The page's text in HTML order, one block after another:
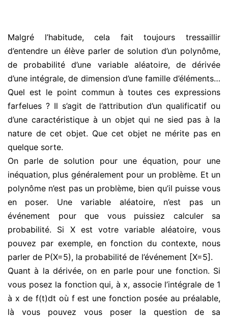
Malgré l’habitude, cela fait toujours tressaillir
d’entendre un élève parler de solution d’un polynôme,
de probabilité d’une variable aléatoire, de dérivée
d’une intégrale, de dimension d’une famille d’éléments…
Quel est le point commun à toutes ces expressions
farfelues ? Il s’agit de l’attribution d’un qualificatif ou
d’une caractéristique à un objet qui ne sied pas à la
nature de cet objet. Que cet objet ne mérite pas en
quelque sorte.
On parle de solution pour une équation, pour une
inéquation, plus généralement pour un problème. Et un
polynôme n’est pas un problème, bien qu’il puisse vous
en poser. Une variable aléatoire, n’est pas un
événement pour que vous puissiez calculer sa
probabilité. Si X est votre variable aléatoire, vous
pouvez par exemple, en fonction du contexte, nous
parler de P(X=5), la probabilité de l’événement [X=5].
Quant à la dérivée, on en parle pour une fonction. Si
vous posez la fonction qui, à x, associe l’intégrale de 1
à x de f(t)dt où f est une fonction posée au préalable,
là vous pouvez vous poser la question de sa